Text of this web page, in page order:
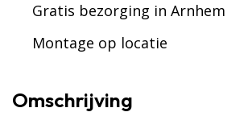
Gratis bezorging in Arnhem
Montage op locatie
Omschrijving